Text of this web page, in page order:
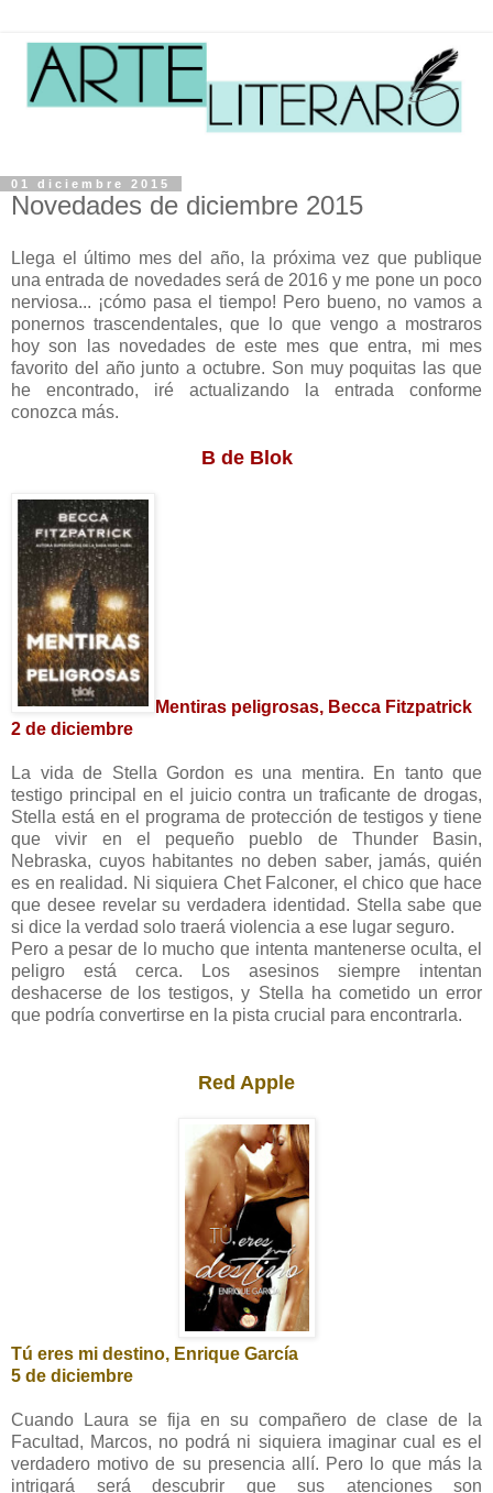
01 diciembre 2015
Novedades de diciembre 2015
Llega el último mes del año, la próxima vez que publique
una entrada de novedades será de 2016 y me pone un poco
nerviosa... ¡cómo pasa el tiempo! Pero bueno, no vamos a
ponernos trascendentales, que lo que vengo a mostraros
hoy son las novedades de este mes que entra, mi mes
favorito del año junto a octubre. Son muy poquitas las que
he encontrado, iré actualizando la entrada conforme
conozca más.
B de Blok
Mentiras peligrosas, Becca Fitzpatrick
2 de diciembre
La vida de Stella Gordon es una mentira. En tanto que
testigo principal en el juicio contra un traficante de drogas,
Stella está en el programa de protección de testigos y tiene
que vivir en el pequeño pueblo de Thunder Basin,
Nebraska, cuyos habitantes no deben saber, jamás, quién
es en realidad. Ni siquiera Chet Falconer, el chico que hace
que desee revelar su verdadera identidad. Stella sabe que
si dice la verdad solo traerá violencia a ese lugar seguro.
Pero a pesar de lo mucho que intenta mantenerse oculta, el
peligro está cerca. Los asesinos siempre intentan
deshacerse de los testigos, y Stella ha cometido un error
que podría convertirse en la pista crucial para encontrarla.
Red Apple
Tú eres mi destino, Enrique García
5 de diciembre
Cuando Laura se fija en su compañero de clase de la
Facultad, Marcos, no podrá ni siquiera imaginar cual es el
verdadero motivo de su presencia allí. Pero lo que más la
intrigará será descubrir que sus atenciones son